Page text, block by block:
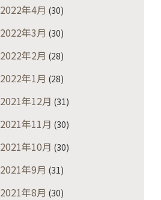
2022年4月 (30)
2022年3月 (30)
2022年2月 (28)
2022年1月 (28)
2021年12月 (31)
2021年11月 (30)
2021年10月 (30)
2021年9月 (31)
2021年8月 (30)